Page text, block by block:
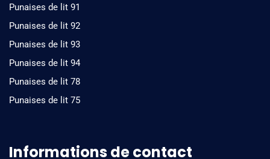
Punaises de lit 91
Punaises de lit 92
Punaises de lit 93
Punaises de lit 94
Punaises de lit 78
Punaises de lit 75
Informations de contact